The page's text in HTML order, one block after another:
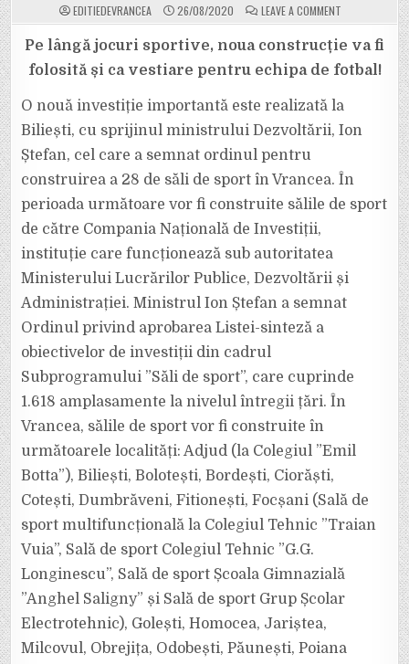
EDITIEDEVRANCEA 26/08/2020 LEAVE A COMMENTON
SALĂ
SPORT
LÂNGĂ
STADIONUL
DIN
Pe lângă jocuri sportive, noua construcție va fi
folosită și ca vestiare pentru echipa de fotbal!
O nouă investiție importantă este realizată la
Biliești, cu sprijinul ministrului Dezvoltării, Ion
Ștefan, cel care a semnat ordinul pentru
construirea a 28 de săli de sport în Vrancea. În
perioada următoare vor fi construite sălile de sport
de către Compania Națională de Investiții,
instituție care funcționează sub autoritatea
Ministerului Lucrărilor Publice, Dezvoltării și
Administrației. Ministrul Ion Ștefan a semnat
Ordinul privind aprobarea Listei-sinteză a
obiectivelor de investiții din cadrul
Subprogramului ”Săli de sport”, care cuprinde
1.618 amplasamente la nivelul întregii țări. În
Vrancea, sălile de sport vor fi construite în
următoarele localități: Adjud (la Colegiul ”Emil
Botta”), Biliești, Bolotești, Bordești, Ciorăști,
Cotești, Dumbrăveni, Fitionești, Focșani (Sală de
sport multifuncțională la Colegiul Tehnic ”Traian
Vuia”, Sală de sport Colegiul Tehnic ”G.G.
Longinescu”, Sală de sport Școala Gimnazială
”Anghel Saligny” și Sală de sport Grup Școlar
Electrotehnic), Golești, Homocea, Jariștea,
Milcovul, Obrejița, Odobești, Păunești, Poiana